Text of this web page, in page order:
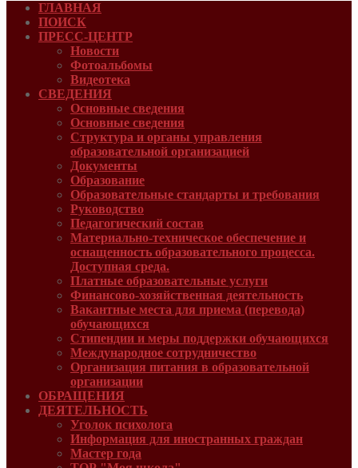
ГЛАВНАЯ
ПОИСК
ПРЕСС-ЦЕНТР
Новости
Фотоальбомы
Видеотека
СВЕДЕНИЯ
Основные сведения
Основные сведения
Структура и органы управления
образовательной организацией
Документы
Образование
Образовательные стандарты и требования
Руководcтво
Педагогический состав
Материально-техническое обеспечение и
оснащенность образовательного процесса.
Доступная среда.
Платные образовательные услуги
Финансово-хозяйственная деятельность
Вакантные места для приема (перевода)
обучающихся
Стипендии и меры поддержки обучающихся
Международное сотрудничество
Организация питания в образовательной
организации
ОБРАЩЕНИЯ
ДЕЯТЕЛЬНОСТЬ
Уголок психолога
Информация для иностранных граждан
Мастер года